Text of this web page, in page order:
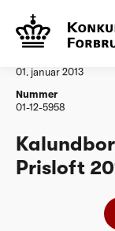
Vandtilsyn
01. januar 2013
Nummer
01-12-5958
Prisloft